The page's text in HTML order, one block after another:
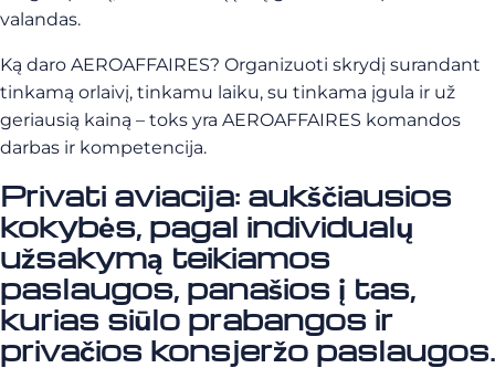
valandas.
Ką daro AEROAFFAIRES? Organizuoti skrydį surandant
tinkamą orlaivį, tinkamu laiku, su tinkama įgula ir už
geriausią kainą – toks yra AEROAFFAIRES komandos
darbas ir kompetencija.
Privati aviacija: aukščiausios
kokybės, pagal individualų
užsakymą teikiamos
paslaugos, panašios į tas,
kurias siūlo prabangos ir
privačios konsjeržo paslaugos.